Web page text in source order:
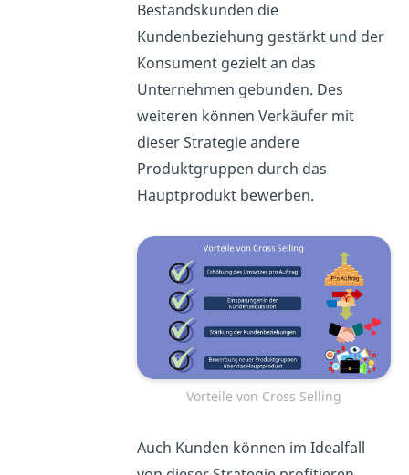
Bestandskunden die
Kundenbeziehung gestärkt und der
Konsument gezielt an das
Unternehmen gebunden. Des
weiteren können Verkäufer mit
dieser Strategie andere
Produktgruppen durch das
Hauptprodukt bewerben.
Vorteile von Cross Selling
Auch Kunden können im Idealfall